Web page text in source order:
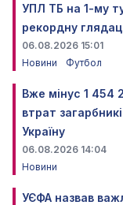
УПЛ ТБ на 1-му
рекордну
06.08.2026 15:01
Новини
Футбол
Вже мінус 1 454
втрат
Україну
06.08.2026 14:04
Новини
УЄФА назвав